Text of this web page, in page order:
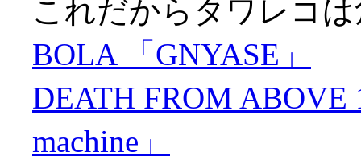
これだからタワレコ
BOLA 「GNYASE」
DEATH FROM ABOVE
machine」